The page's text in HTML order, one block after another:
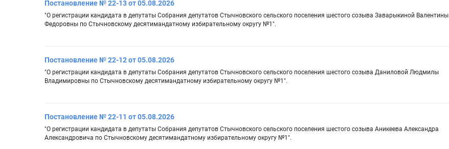
Постановление № 22-13 от 05.08.2026
"О регистрации кандидата в депутаты Собрания депутатов Стычновского сельского поселения шестого созыва Заварыкиной Валентины
Федоровны по Стычновскому десятимандатному избирательному округу №1".
Постановление № 22-12 от 05.08.2026
"О регистрации кандидата в депутаты Собрания депутатов Стычновского сельского поселения шестого созыва Даниловой Людмилы
Владимировны по Стычновскому десятимандатному избирательному округу №1".
Постановление № 22-11 от 05.08.2026
"О регистрации кандидата в депутаты Собрания депутатов Стычновского сельского поселения шестого созыва Аникеева Александра
Александровича по Стычновскому десятимандатному избирательному округу №1".